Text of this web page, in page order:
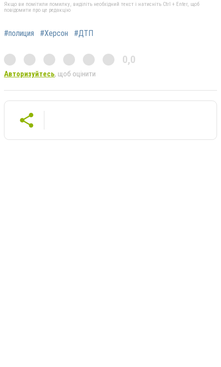
Якщо ви помітили помилку, виділіть необхідний текст і натисніть Ctrl + Enter, щоб
повідомити про це редакцію
#полиция #Херсон #ДТП
0,0
Авторизуйтесь, щоб оцінити